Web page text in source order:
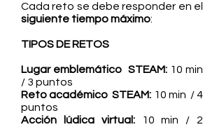
Cada reto se debe responder en el
siguiente tiempo máximo:
TIPOS DE RETOS
Lugar emblemático STEAM: 10 min
/ 3 puntos
Reto académico STEAM: 10 min / 4
puntos
Acción lúdica virtual:
10 min / 2